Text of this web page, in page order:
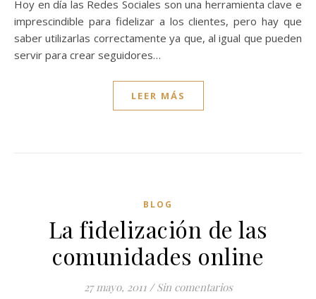
Hoy en día las Redes Sociales son una herramienta clave e
imprescindible para fidelizar a los clientes, pero hay que
saber utilizarlas correctamente ya que, al igual que pueden
servir para crear seguidores…
LEER MÁS
BLOG
La fidelización de las
comunidades online
27 mayo, 2011 / Sin comentarios